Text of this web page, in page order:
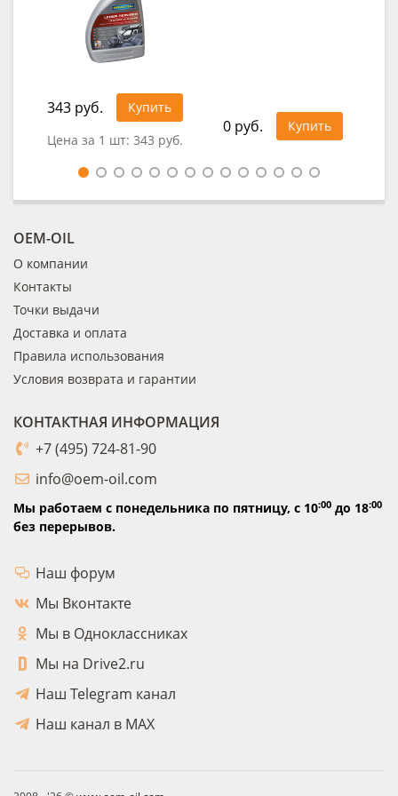
343 руб.
Купить
Цена за 1 шт: 343 руб.
0 руб. Купить
OEM-OIL
О компании
Контакты
Точки выдачи
Доставка и оплата
Правила использования
Условия возврата и гарантии
КОНТАКТНАЯ ИНФОРМАЦИЯ
+7 (495) 724-81-90
info@oem-oil.com
Мы работаем с понедельника по пятницу, с 10:00 до 18:00
без перерывов.
Наш форум
Мы Вконтакте
Мы в Одноклассниках
Мы на Drive2.ru
Наш Telegram канал
Наш канал в MAX